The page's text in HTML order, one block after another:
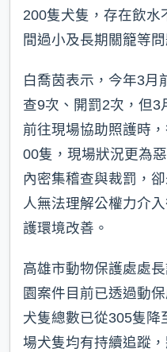
200隻犬隻，存在飲水
間過小及長期關籠等
白喬茵表示，今年3月
查9次、開罰2次，但3
前往現場協助照護時
00隻，現場狀況更為
內密集稽查與裁罰，
人無法理解公權力介
護環境改善。
高雄市動物保護處處
園案件目前已透過動
犬隻總數已從305隻降
場犬隻均有持續追蹤